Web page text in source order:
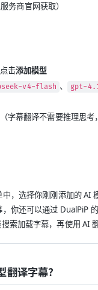
务商官网获取）
击添加模型
v4-flash 、 gpt-
字幕翻译不需要推理思考
中，选择你刚刚添加的 AI
你还可以通过 DualPiP 的
索加载字幕，再使用 AI 翻
译字幕？